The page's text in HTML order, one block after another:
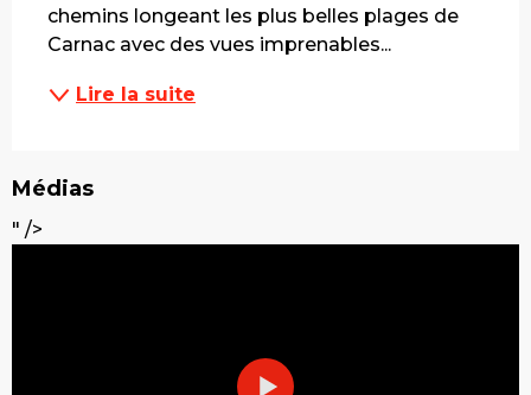
chemins longeant les plus belles plages de
Carnac avec des vues imprenables...
Lire la suite
Médias
" />